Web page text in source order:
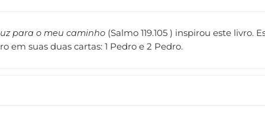
para o meu caminho (Salmo 119.105 ) inspirou este
em suas duas cartas: 1 Pedro e 2 Pedro.